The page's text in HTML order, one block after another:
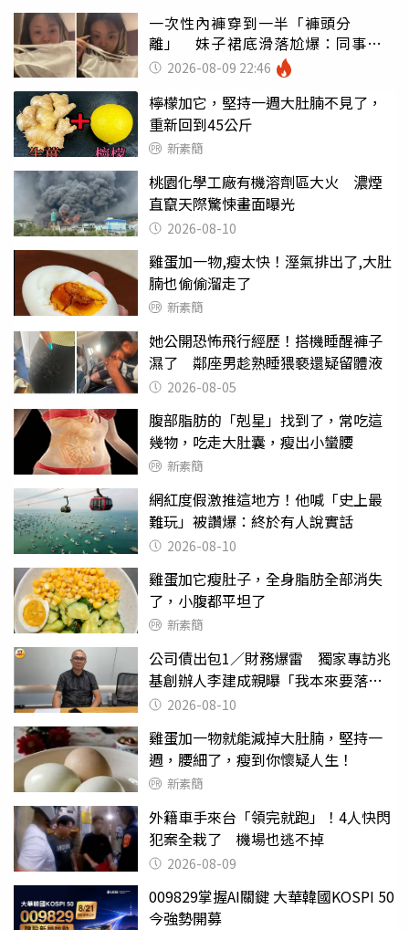
一次性內褲穿到一半「褲頭分
離」 妹子裙底滑落尬爆：同事全
看光2026-08-09 22:46
檸檬加它，堅持一週大肚腩不見了，
重新回到45公斤
新素簡
桃園化學工廠有機溶劑區大火 濃煙
直竄天際驚悚畫面曝光
2026-08-10
雞蛋加一物,瘦太快！溼氣排出了,大肚
腩也偷偷溜走了
新素簡
她公開恐怖飛行經歷！搭機睡醒褲子
濕了 鄰座男趁熟睡猥褻還疑留體液
2026-08-05
腹部脂肪的「剋星」找到了，常吃這
幾物，吃走大肚囊，瘦出小蠻腰
新素簡
網紅度假激推這地方！他喊「史上最
難玩」被讚爆：終於有人說實話
2026-08-10
雞蛋加它瘦肚子，全身脂肪全部消失
了，小腹都平坦了
新素簡
公司債出包1／財務爆雷 獨家專訪兆
基創辦人李建成親曝「我本來要落
跑」2026-08-10
雞蛋加一物就能減掉大肚腩，堅持一
週，腰細了，瘦到你懷疑人生！
新素簡
外籍車手來台「領完就跑」！4人快閃
犯案全栽了 機場也逃不掉
2026-08-09
009829掌握AI關鍵 大華韓國KOSPI 50
今強勢開募